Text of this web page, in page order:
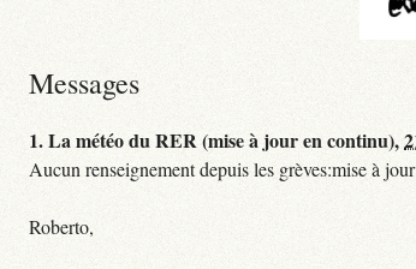
Messages
1.La météo du RER (mise à jour en continu),
Aucun renseignement depuis les grèves:mise à
Roberto,